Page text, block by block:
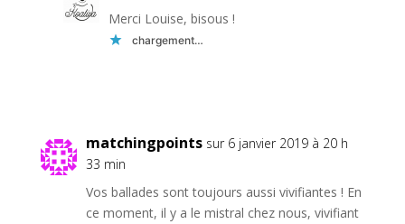
Merci Louise, bisous !
chargement…
matchingpoints sur 6 janvier 2019 à 20 h
33 min
Vos ballades sont toujours aussi vivifiantes ! En
ce moment, il y a le mistral chez nous, vivifiant